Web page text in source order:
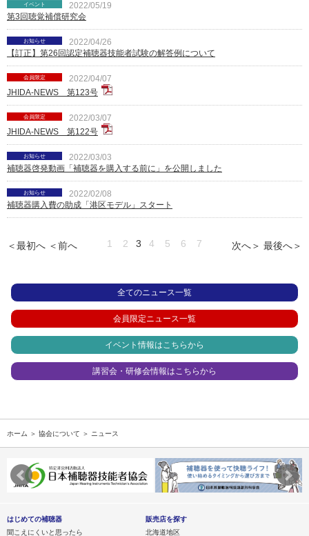
イベント
2022/05/19
第3回聴覚補償研究会
お知らせ
2022/04/26
【訂正】第26回認定補聴器技能者試験の解答例について
会員限定
2022/04/07
JHIDA-NEWS 第123号
会員限定
2022/03/07
JHIDA-NEWS 第122号
お知らせ
2022/03/03
補聴器啓発動画「補聴器を購入する前に」を公開しました
お知らせ
2022/02/08
補聴器購入費の助成「港区モデル」スタート
＜最初へ ＜前へ 次へ＞ 最後へ＞
1 2 3 4 5 6 7
全てのニュース一覧
会員限定ニュース一覧
イベント情報はこちらから
講習会・研修会情報はこちらから
ホーム ＞ 協会について ＞ ニュース
はじめての補聴器
聞こえにくいと思ったら
販売店を探す
北海道地区